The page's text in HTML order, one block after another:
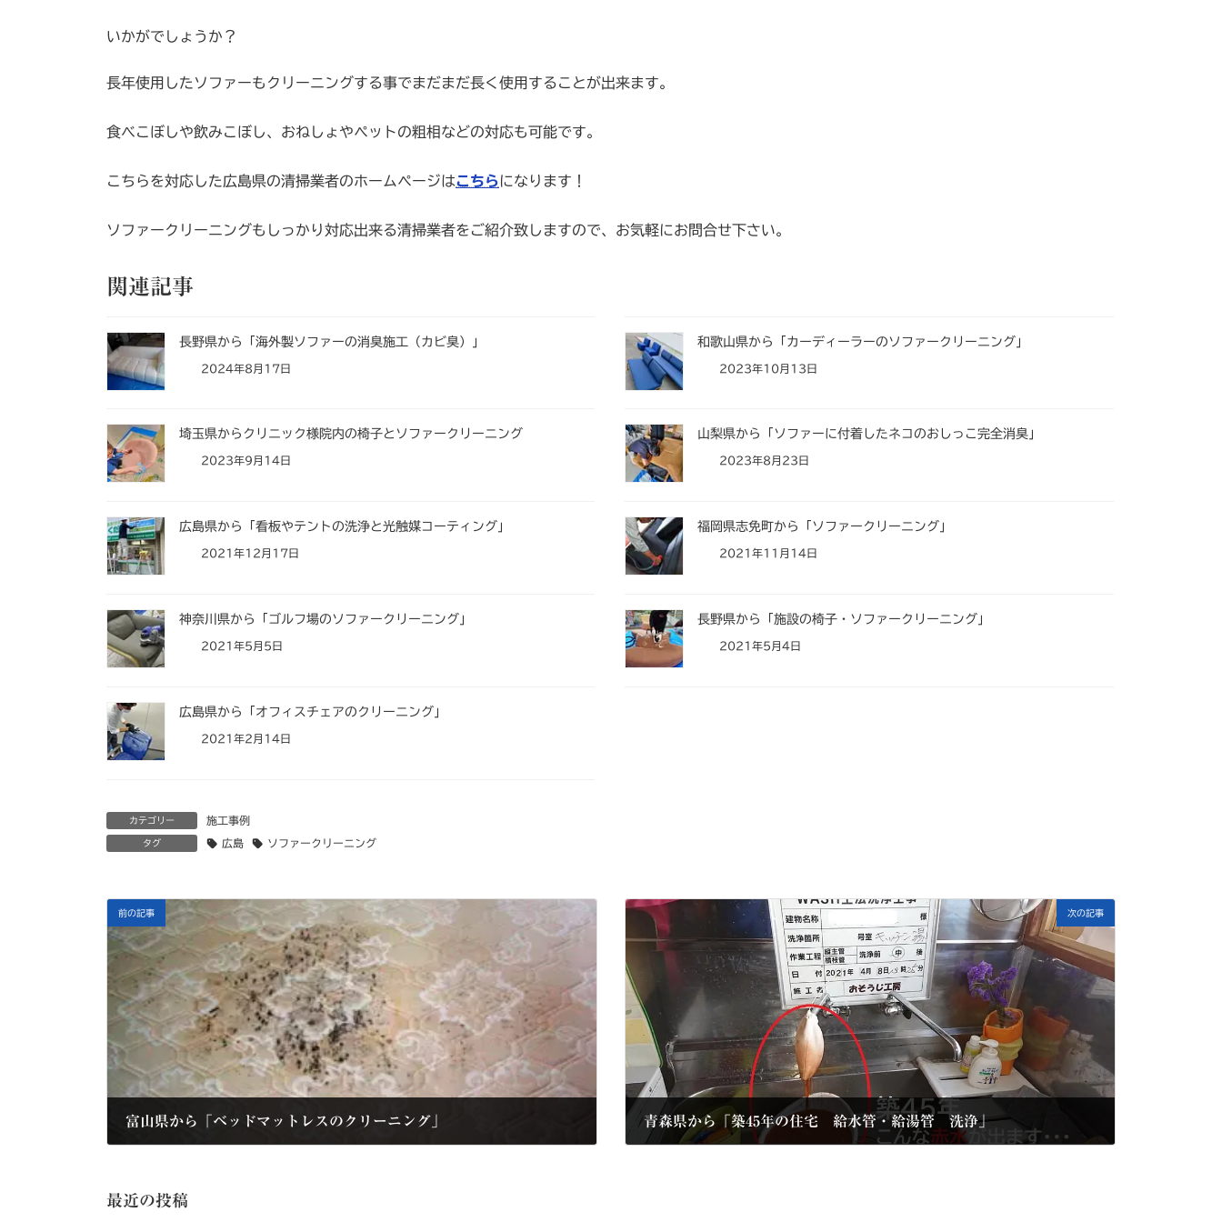
いかがでしょうか？
長年使用したソファーもクリーニングする事でまだまだ長く使用することが出来ます。
食べこぼしや飲みこぼし、おねしょやペットの粗相などの対応も可能です。
こちらを対応した広島県の清掃業者のホームページはこちらになります！
ソファークリーニングもしっかり対応出来る清掃業者をご紹介致しますので、お気軽にお問合せ下さい。
関連記事
長野県から「海外製ソファーの消臭施工（カビ臭）」
2024年8月17日
和歌山県から「カーディーラーのソファークリーニング」
2023年10月13日
埼玉県からクリニック様院内の椅子とソファークリーニング
2023年9月14日
山梨県から「ソファーに付着したネコのおしっこ完全消臭」
2023年8月23日
広島県から「看板やテントの洗浄と光触媒コーティング」
2021年12月17日
福岡県志免町から「ソファークリーニング」
2021年11月14日
神奈川県から「ゴルフ場のソファークリーニング」
2021年5月5日
長野県から「施設の椅子・ソファークリーニング」
2021年5月4日
広島県から「オフィスチェアのクリーニング」
2021年2月14日
カテゴリー 施工事例
タグ 広島 ソファークリーニング
前の記事
富山県から「ベッドマットレスのクリーニング」
次の記事
青森県から「築45年の住宅 給水管・給湯管 洗浄」
最近の投稿